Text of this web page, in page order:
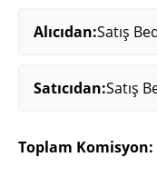
Alıcıdan:Satış
Satıcıdan:Satış
Toplam Komisyon: